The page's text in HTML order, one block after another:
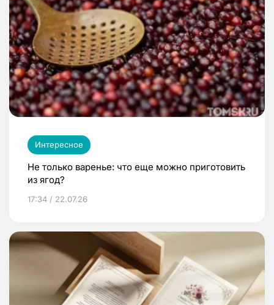
Интересное
Не только варенье: что еще можно приготовить
из ягод?
17:34 / 22.07.26